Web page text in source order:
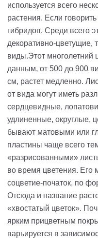
используется всего
растения. Если
гибридов. Среди всего
декоративно-цветущие,
виды.Этот многолетний
данным, от 500 до 900
см, растет медленно.
от вида могут иметь
сердцевидные,
удлиненные, округлые,
бывают матовыми или
пластины чаще всего
«разрисованными»
во время цветения. Его
соцветие-початок, по
Отсюда и название
«хвостатый цветок».
ярким прицветным
варьируется в